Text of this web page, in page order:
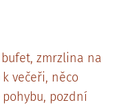
zmrzlina na
večeři, něco
pozdní